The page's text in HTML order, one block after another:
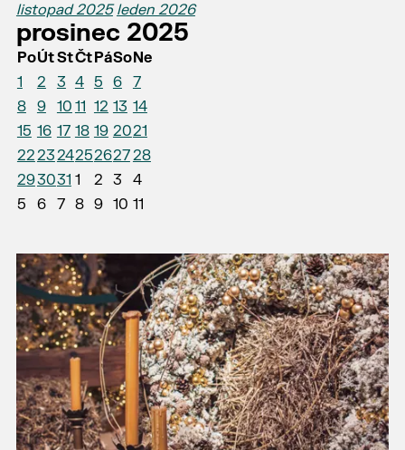
listopad 2025 leden 2026
prosinec 2025
PoÚtStČtPáSoNe
1
2 3 4 5 6
7
8
9 10 11 12 13 14
15 16 17 18 19 2021
22232425262728
293031 1 2 3
4
5
6 7 8 9 10 11